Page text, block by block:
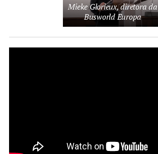
Mieke Glorieux, diretora da
Busworld Europa
da FAESP
da frota
03/08/2026